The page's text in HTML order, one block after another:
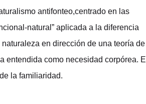
antifonteo,centrado en las
natural” aplicada a la diferencia
en dirección de una teoría de
entendida como necesidad corpórea. El
la familiaridad.